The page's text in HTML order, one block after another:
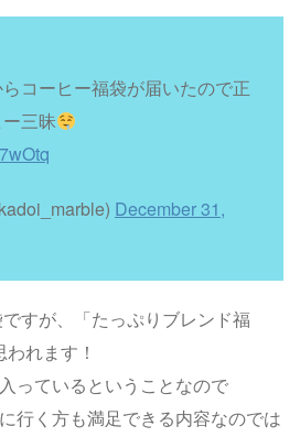
コーヒー福袋が届いたので正
三昧
December 31,
すが、「たっぷりブレンド福
れます！
っているということなので
行く方も満足できる内容なのでは